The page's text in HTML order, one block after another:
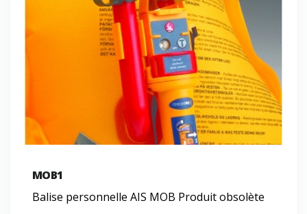
MOB1
Balise personnelle AIS MOB Produit obsolète